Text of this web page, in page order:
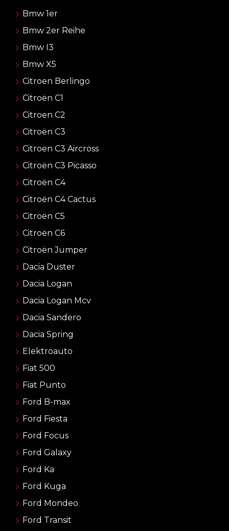
Bmw 1er
Bmw 2er Reihe
Bmw I3
Bmw X5
Citroen Berlingo
Citroën C1
Citroen C2
Citroën C3
Citroen C3 Aircross
Citroën C3 Picasso
Citroën C4
Citroën C4 Cactus
Citroën C5
Citroën C6
Citroën Jumper
Dacia Duster
Dacia Logan
Dacia Logan Mcv
Dacia Sandero
Dacia Spring
Elektroauto
Fiat 500
Fiat Punto
Ford B-max
Ford Fiesta
Ford Focus
Ford Galaxy
Ford Ka
Ford Kuga
Ford Mondeo
Ford Transit